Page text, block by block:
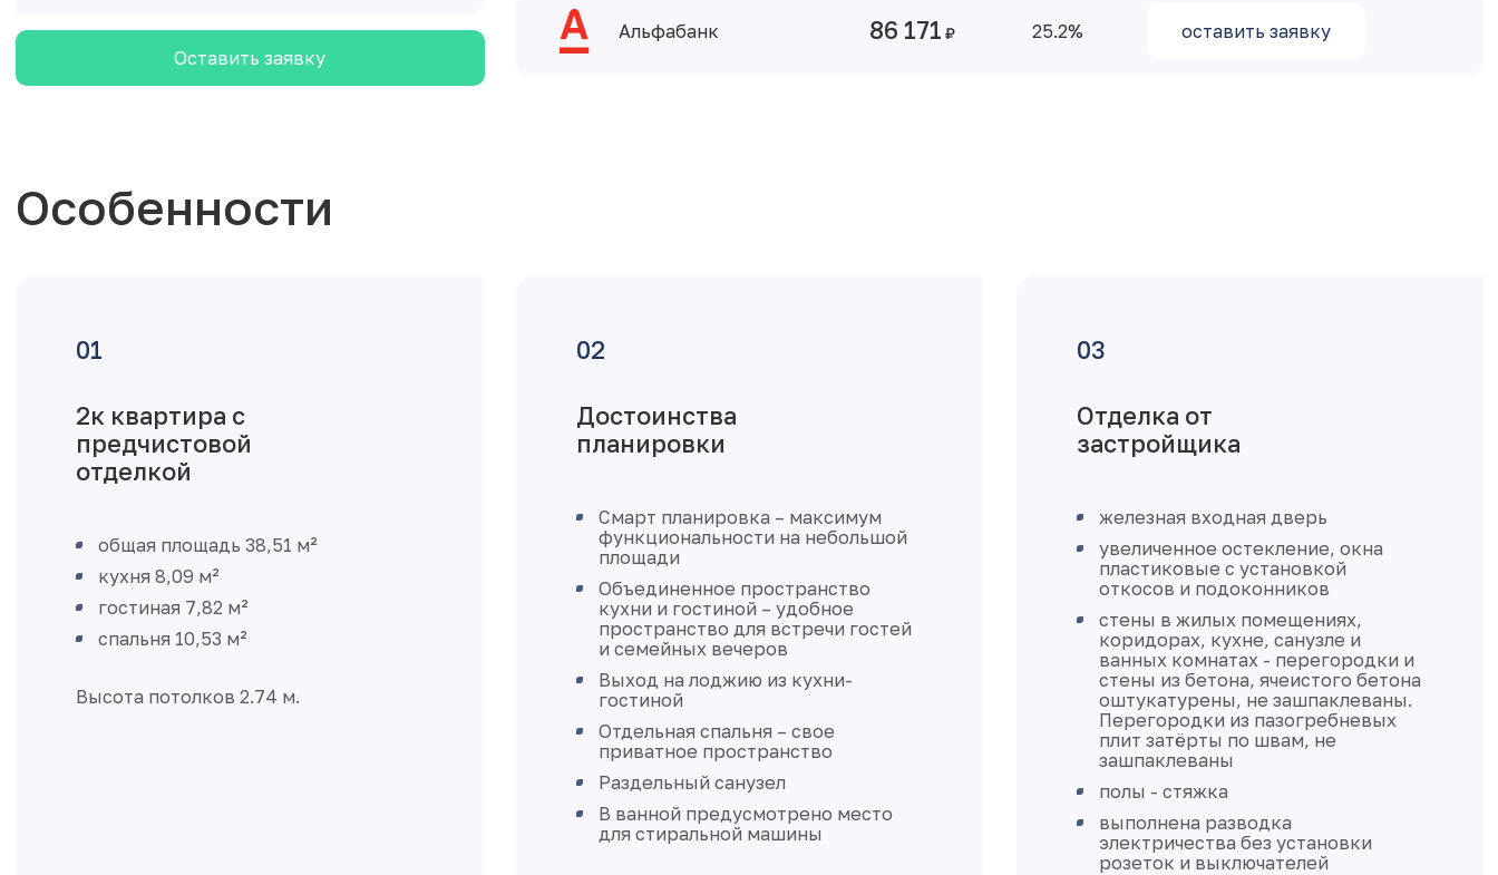
Оставить заявку
Альфабанк 86 171 25.2 оставить заявку
Особенности
2к квартира с
предчистовой
отделкой
общая площадь 38,51 м²
кухня 8,09 м²
гостиная 7,82 м²
спальня 10,53 м²
Высота потолков 2.74 м.
Достоинства
планировки
Смарт планировка – максимум
функциональности на небольшой
площади
Объединенное пространство
кухни и гостиной – удобное
пространство для встречи гостей
и семейных вечеров
Выход на лоджию из кухни-
гостиной
Отдельная спальня – свое
приватное пространство
Раздельный санузел
В ванной предусмотрено место
для стиральной машины
Отделка от
застройщика
железная входная дверь
увеличенное остекление, окна
пластиковые с установкой
откосов и подоконников
стены в жилых помещениях,
коридорах, кухне, санузле и
ванных комнатах - перегородки и
стены из бетона, ячеистого бетона
оштукатурены, не зашпаклеваны.
Перегородки из пазогребневых
плит затёрты по швам, не
зашпаклеваны
полы - стяжка
выполнена разводка
электричества без установки
розеток и выключателей